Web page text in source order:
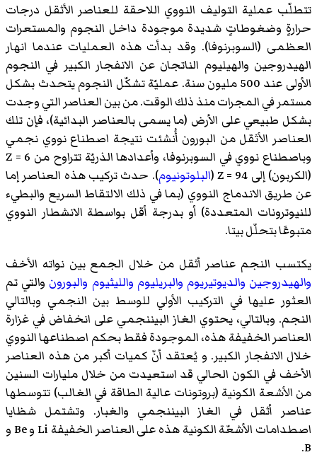
تتطلّب عملية التوليف النووي اللاحقة للعناصر الأثقل درجات
حرارةٍ وضغوطاتٍ شديدة موجودة داخل النجوم والمستعرات
العظمى (السوبرنوفا). وقد بدأت هذه العمليات عندما انهار
الهيدروجين والهيليوم الناتجان عن الانفجار الكبير في النجوم
الأولى عند 500 مليون سنة. عمليّة تشكّل النجوم يتحدث بشكل
مستمر في المجرات منذ ذلك الوقت. من بين العناصر التي وجدت
بشكل طبيعي على الأرض (ما يسمى بالعناصر البدائية)، فإن تلك
العناصر الأثقل من البورون أُنشئت نتيجة اصطناع نووي نجمي
وباصطناع نووي في السوبرنوفا، وأعدادها الذريّة تتراوح من Z = 6
(الكربون) إلى Z = 94 (
البلوتونيوم). حدث تركيب هذه العناصر إما
عن طريق الاندماج النووي (بما في ذلك الالتقاط السريع والبطيء
للنيوترونات المتعددة) أو بدرجة أقل بواسطة الانشطار النووي
متبوعًا بتحلّل بيتا.
يكتسب النجم عناصر أثقل من خلال الجمع بين نواته الأخف
والهيدروجين والديوتيريوم والبريليوم والليثيوم والبورون والتي تم
العثور عليها في التركيب الأولي للوسط بين النجمي وبالتالي
النجم. وبالتالي، يحتوي الغاز البيننجمي على انخفاض في غزارة
العناصر الخفيفة هذه، الموجودة فقط بحكم اصطناعها النووي
خلال الانفجار الكبير. و يُعتقد أنّ كميات أكبر من هذه العناصر
الأخف في الكون الحالي قد استعيدت من خلال مليارات السنين
من الأشعة الكونية (بروتونات عالية الطاقة في الغالب) تتوسطها
عناصر أثقل في الغاز البيننجمي والغبار. وتشتمل شظايا
اصطدامات الأشعّة الكونية هذه على العناصر الخفيفة Li و Be و
B.